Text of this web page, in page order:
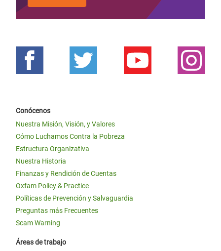
Conócenos
Nuestra Misión, Visión, y Valores
Cómo Luchamos Contra la Pobreza
Estructura Organizativa
Nuestra Historia
Finanzas y Rendición de Cuentas
Oxfam Policy & Practice
Políticas de Prevención y Salvaguardia
Preguntas más Frecuentes
Scam Warning
Áreas de trabajo